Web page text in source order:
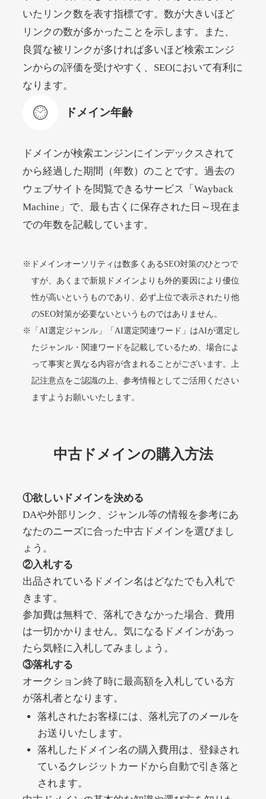
beamie.jp
ジャンルエンターテイメント
DA 52 外部リンク数
4,200円
詳細を見る
themusicnotebook.com
DA52 392
詳細を見る
alprostadil-br.info
ジャンルその他
DA51 外部リンク数 1202 ドメイン年齢1年
入札 0件
詳細を見る
10,800円 入札 0件
debtconsolidationorg.info
ジャンル
DA49 外部リンク数389 ドメイン年齢1年
10,800円 入札 0件
詳細を見る
portalvidalivre.com
ジャンル その他
DA47 外部リンク数2202 ドメイン年齢 5年
10,800円 入札 0件
いたリンク数を表す指標です。数が大きいほど
リンクの数が多かったことを示します。また、
良質な被リンクが多ければ多いほど検索エンジ
ンからの評価を受けやすく、SEOにおいて有利に
なります。
ドメイン年齢
ドメインが検索エンジンにインデックスされて
から経過した期間（年数）のことです。過去の
ウェブサイトを閲覧できるサービス「Wayback
Machine」で、最も古くに保存された日～現在ま
での年数を記載しています。
※ドメインオーソリティは数多くあるSEO対策のひとつで
すが、あくまで新規ドメインよりも外的要因により優位
性が高いというものであり、必ず上位で表示されたり他
のSEO対策が必要ないというものではありません。
※「AI選定ジャンル」「AI選定関連ワード」はAIが選定し
たジャンル・関連ワードを記載しているため、場合によ
って事実と異なる内容が含まれることがございます。上
記注意点をご認識の上、参考情報としてご活用ください
ますようお願いいたします。
中古ドメインの購入方法
①欲しいドメインを決める
DAや外部リンク、ジャンル等の情報を参考にあ
なたのニーズに合った中古ドメインを選びまし
ょう。
②入札する
出品されているドメイン名はどなたでも入札で
きます。
参加費は無料で、落札できなかった場合、費用
は一切かかりません。気になるドメインがあっ
たら気軽に入札してみましょう。
③落札する
オークション終了時に最高額を入札している方
が落札者となります。
落札されたお客様には、落札完了のメールを
お送りいたします。
落札したドメイン名の購入費用は、登録され
ているクレジットカードから自動で引き落と
されます。